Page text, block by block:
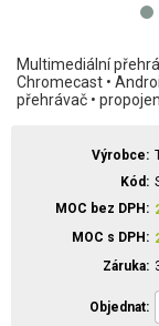
Multimediální
Chromecast •
přehrávač •
Výrobce
Kód
MOC bez DPH
MOC s DPH
Záruka
Objednat